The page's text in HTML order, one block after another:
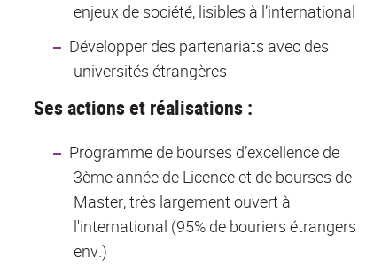
enjeux de société, lisibles à l’international
Développer des partenariats avec des
universités étrangères
Ses actions et réalisations :
Programme de bourses d’excellence de
3ème année de Licence et de bourses de
Master, très largement ouvert à
l'international (95% de bouriers étrangers
env.)